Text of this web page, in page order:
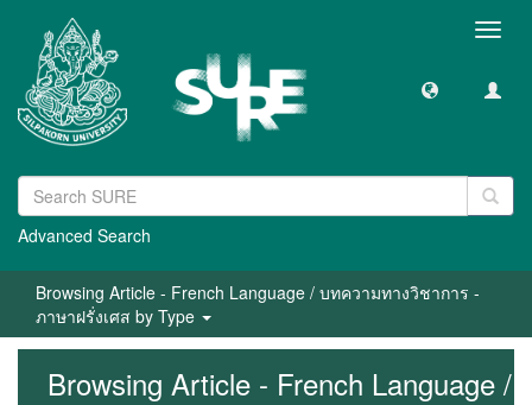
Advanced Search
Browsing Article - French Language / บทความทางวิชาการ -
ภาษาฝรั่งเศส by Type
Browsing Article - French Language /